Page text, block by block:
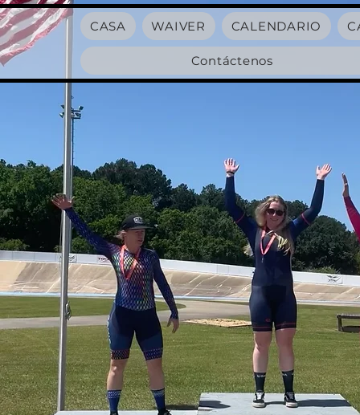
CASA WAIVER CALENDARIO
Contáctenos